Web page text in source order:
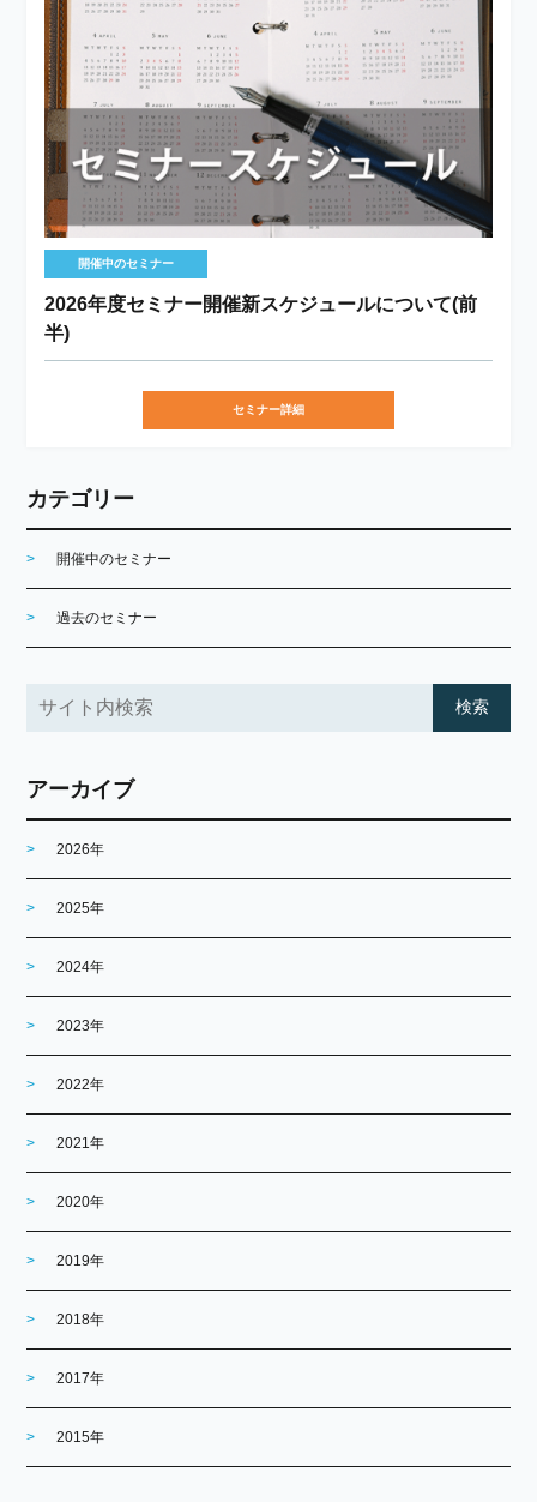
開催中のセミナー
2026年度セミナー開催新スケジュールについて(前
半)
セミナー詳細
カテゴリー
開催中のセミナー
過去のセミナー
アーカイブ
2026年
2025年
2024年
2023年
2022年
2021年
2020年
2019年
2018年
2017年
2015年